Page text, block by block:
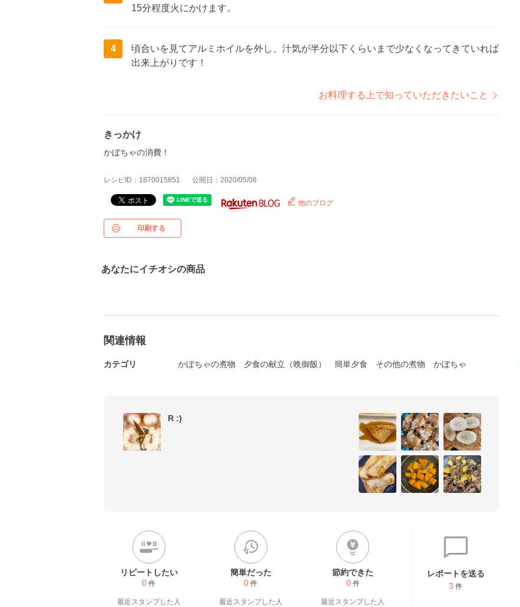
15分程度火にかけます。
4
頃合いを見てアルミホイルを外し、汁気が半分以下くらいまで少なくなってきていれば
出来上がりです！
お料理する上で知っていただきたいこと
きっかけ
かぼちゃの消費！
レシピID：1870015851 公開日：2020/05/08
他のブログ
印刷する
あなたにイチオシの商品
関連情報
カテゴリ かぼちゃの煮物 夕食の献立（晩御飯） 簡単夕食 その他の煮物 かぼちゃ
R :)
リピートしたい
0 件
最近スタンプした人
簡単だった
0 件
最近スタンプした人
節約できた
0 件
最近スタンプした人
レポートを送る
3 件